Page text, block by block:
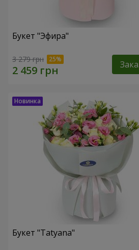
Букет "Эфира"
3 279 грн
Букет "Tatyana"